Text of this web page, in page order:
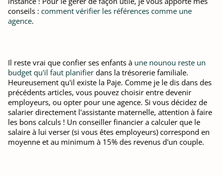
conseils : comment vérifier les références comme une
agence.
Il reste vrai que confier ses enfants à une nounou reste un
budget qu'il faut planifier dans la trésorerie familiale.
Heureusement qu'il existe la Paje. Comme je le dis dans des
précédents articles, vous pouvez choisir entre devenir
employeurs, ou opter pour une agence. Si vous décidez de
salarier directement l'assistante maternelle, attention à faire
les bons calculs ! Un conseiller financier a calculer que le
salaire à lui verser (si vous êtes employeurs) correspond en
moyenne et au minimum à 15% des revenus d'un couple.